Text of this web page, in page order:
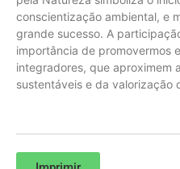
conscientização ambiental, e
grande sucesso. A
importância de promovermos
integradores, que aproximem
sustentáveis e da valorização